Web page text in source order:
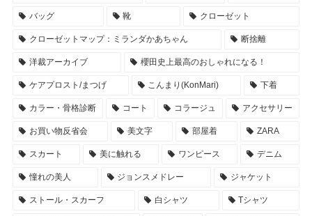
バッグ 靴 クローゼット
クローゼットマップ：ミランダかあちゃん 断捨離
洋裁アーカイブ 櫻田史上最高のおしゃれになる！
ケアプロスト/まつげ こんまり(KonMari) 下着
カラー・骨格診断 コート コラージュ アクセサリー
お買い物反省会 美文字 部屋着 ZARA
スカート 美に触れる ワンピース デニム
憧れの美人 ジョンスメドレー ジャケット
ストール・スカーフ 白シャツ Tシャツ